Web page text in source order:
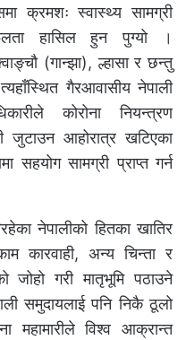
क्रमशः स्वास्थ्य सामग्री
हासिल हुन पुग्यो ।
(गान्झा), ल्हासा र छन्तु
गैरआवासीय नेपाली
कोरोना नियन्त्रण
जुटाउन आहोरात्र खटिएका
सहयोग सामग्री प्राप्त गर्न
नेपालीको हितका खातिर
कारवाही, अन्य चिन्ता र
जोहो गरी मातृभूमि पठाउने
समुदायलाई पनि निकै ठूलो
महामारीले विश्व आक्रान्त